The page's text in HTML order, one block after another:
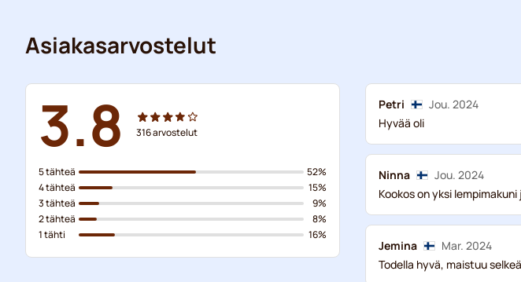
Asiakasarvostelut
3.8 316arvostelut
5 tähteä
4 tähteä
3 tähteä
2 tähteä
1 tähti
52%
15%
9%
8%
16%
Petri
Jou. 2024
Hyvää oli
Ninna
Jou. 2024
Kookos on yksi
Jemina
Mar. 2024
Todella hyvä, maistuu